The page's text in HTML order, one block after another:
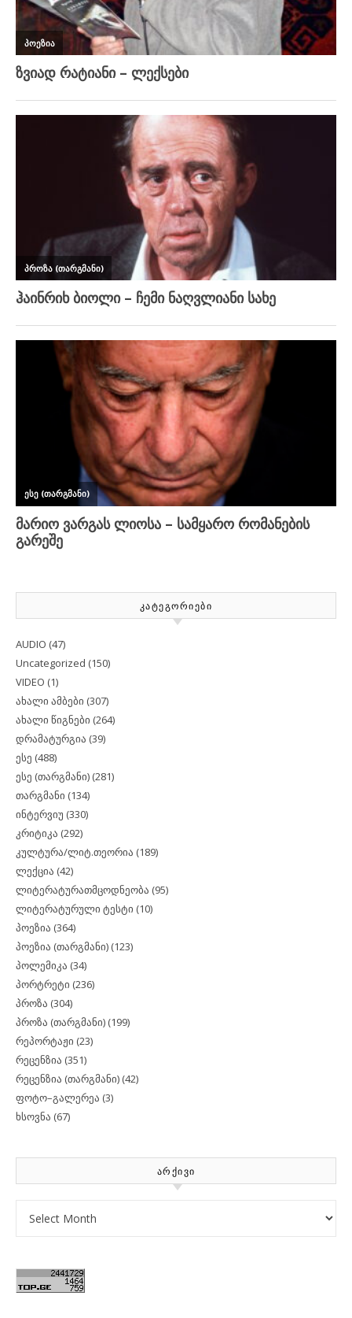
ᲙᲐᲢᲔᲒᲝᲠᲘᲔᲑᲘ
AUDIO (47)
Uncategorized (150)
VIDEO (1)
ახალი ამბები (307)
ახალი წიგნები (264)
დრამატურგია (39)
ესე (488)
ესე (თარგმანი) (281)
თარგმანი (134)
ინტერვიუ (330)
კრიტიკა (292)
კულტურა/ლიტ.თეორია (189)
ლექცია (42)
ლიტერატურათმცოდნეობა (95)
ლიტერატურული ტესტი (10)
პოეზია (364)
პოეზია (თარგმანი) (123)
პოლემიკა (34)
პორტრეტი (236)
პროზა (304)
პროზა (თარგმანი) (199)
რეპორტაჟი (23)
რეცენზია (351)
რეცენზია (თარგმანი) (42)
ფოტო–გალერეა (3)
ხსოვნა (67)
ᲐᲠᲥᲘᲕᲘ